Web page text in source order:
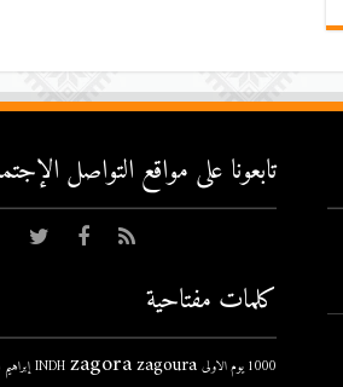
تابعونا على مواقع التواصل
كلمات مفتاحية
1000 يوم الاولى INDH zagorazagoura